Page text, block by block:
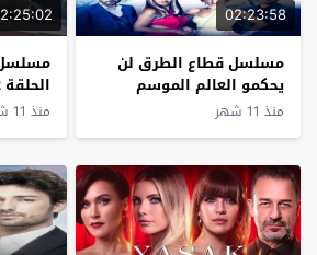
02:23:58
مسلسل قطاع الطرق لن
يحكمو العالم الموسم
منذ 11 شهر
الحلقة 32 والاخيرة
منذ 11 شهر